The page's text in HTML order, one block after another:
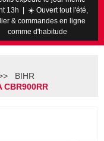
13h | ☀️ Ouvert tout l'été,
& commandes en ligne
comme d'habitude
BIHR
CBR900RR